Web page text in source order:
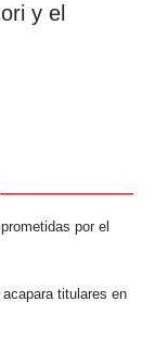
y el
por el
titulares en